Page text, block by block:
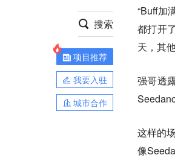
搜索
项目推荐
我要入驻
城市合作
“Buff加
都打开
天，其
强哥透
这样的
像